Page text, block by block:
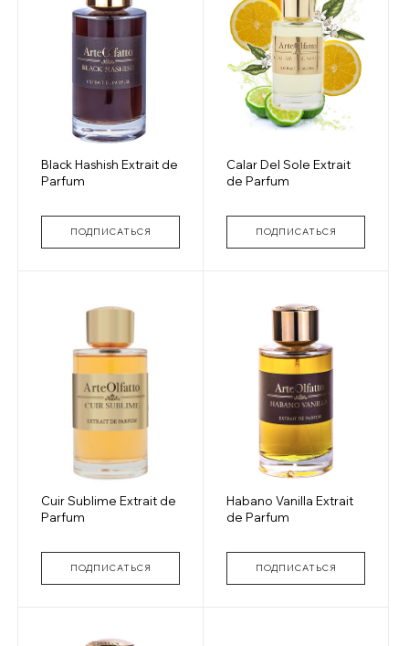
Black Hashish Extrait de
Parfum
ПОДПИСАТЬСЯ
Calar Del Sole Extrait
de Parfum
ПОДПИСАТЬСЯ
Cuir Sublime Extrait de
Parfum
ПОДПИСАТЬСЯ
Habano Vanilla Extrait
de Parfum
ПОДПИСАТЬСЯ